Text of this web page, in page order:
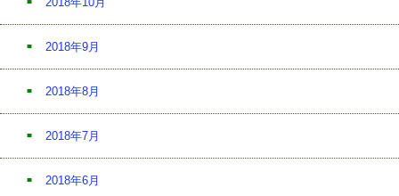
2018年9月
2018年8月
2018年7月
2018年6月